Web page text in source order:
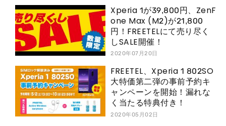
Xperia 1が39,800円、ZenF
one Max (M2)が21,800
円！FREETELにて売り尽く
しSALE開催！
2020年07月20日
FREETEL、Xperia 1 802SO
大特価第二弾の事前予約キ
ャンペーンを開始！漏れな
く当たる特典付き！
2020年05月02日